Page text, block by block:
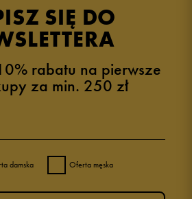
SIĘ DO
rabatu na pierwsze
za min. 250 zł
damska Oferta męska